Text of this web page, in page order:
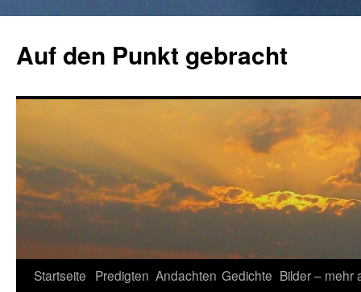
springen
Auf den Punkt gebracht
Startseite Predigten Andachten Gedichte Bilder – mehr